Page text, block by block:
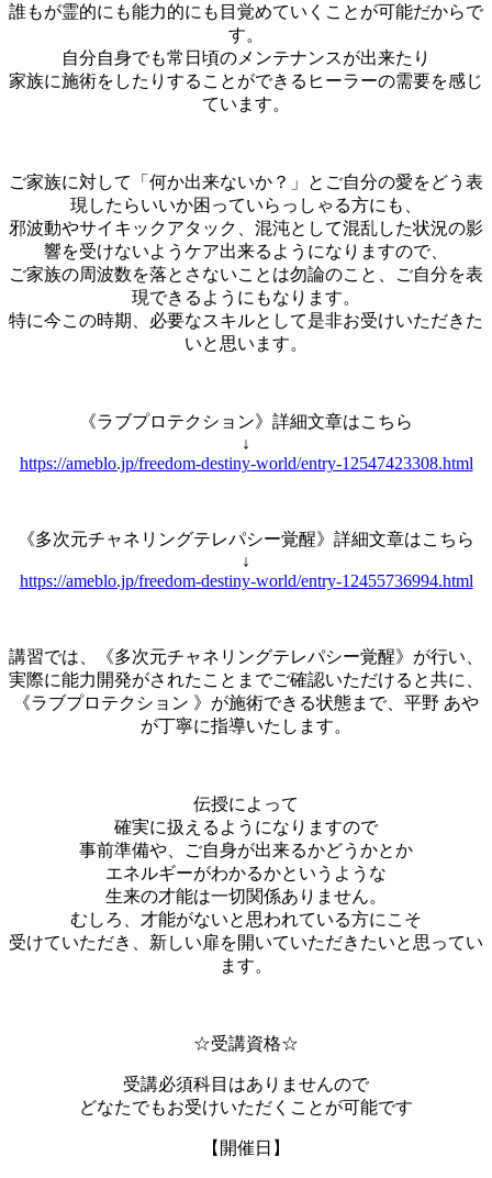
誰もが霊的にも能力的にも目覚めていくことが可能だからで
す。
自分自身でも常日頃のメンテナンスが出来たり
家族に施術をしたりすることができるヒーラーの需要を感じ
ています。
ご家族に対して「何か出来ないか？」とご自分の愛をどう表
現したらいいか困っていらっしゃる方にも、
邪波動やサイキックアタック、混沌として混乱した状況の影
響を受けないようケア出来るようになりますので、
ご家族の周波数を落とさないことは勿論のこと、ご自分を表
現できるようにもなります。
特に今この時期、必要なスキルとして是非お受けいただきた
いと思います。
《ラブプロテクション》詳細文章はこちら
↓
https://ameblo.jp/freedom-destiny-world/entry-12547423308.html
《多次元チャネリングテレパシー覚醒》詳細文章はこちら
↓
https://ameblo.jp/freedom-destiny-world/entry-12455736994.html
講習では、《多次元チャネリングテレパシー覚醒》が行い、
実際に能力開発がされたことまでご確認いただけると共に、
《ラブプロテクション 》が施術できる状態まで、平野 あや
が丁寧に指導いたします。
伝授によって
確実に扱えるようになりますので
事前準備や、ご自身が出来るかどうかとか
エネルギーがわかるかというような
生来の才能は一切関係ありません。
むしろ、才能がないと思われている方にこそ
受けていただき、新しい扉を開いていただきたいと思ってい
ます。
☆受講資格☆
受講必須科目はありませんので
どなたでもお受けいただくことが可能です
【開催日】